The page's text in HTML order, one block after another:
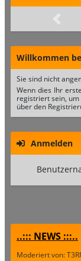
Willkommen
Sie sind nicht
Wenn dies Ihr
registriert sein, um
über den
Anmelden
..::: NEWS :::..
Moderiert von: